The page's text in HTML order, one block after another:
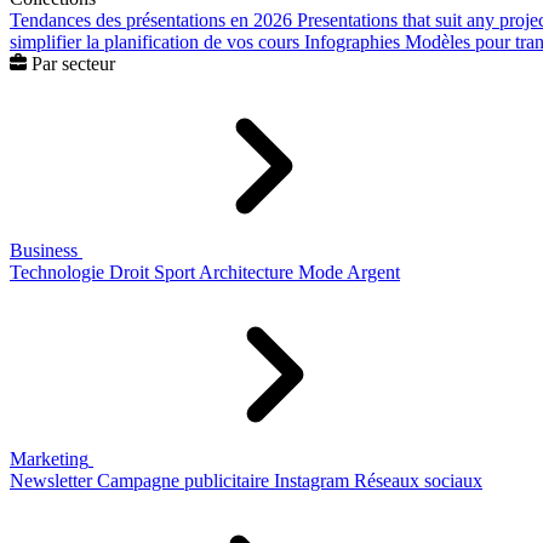
Tendances des présentations en 2026 Presentations that suit any
simplifier la planification de vos cours Infographies Modèles pour
Par secteur
Business
Technologie Droit Sport Architecture Mode Argent
Marketing
Newsletter Campagne publicitaire Instagram Réseaux sociaux